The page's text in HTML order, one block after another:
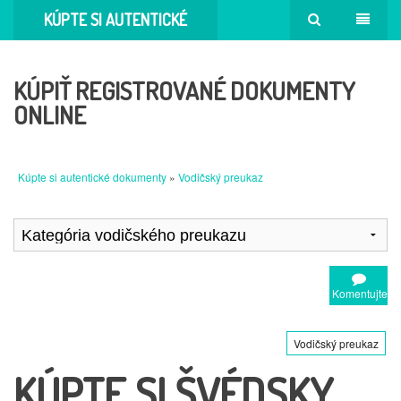
KÚPTE SI AUTENTICKÉ
KÚPIŤ REGISTROVANÉ DOKUMENTY
ONLINE
Kúpte si autentické dokumenty » Vodičský preukaz
Komentujte
Vodičský preukaz